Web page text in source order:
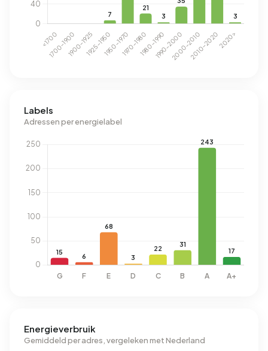
Labels
Adressen per energielabel
Energieverbruik
Gemiddeld per adres, vergeleken met Nederland